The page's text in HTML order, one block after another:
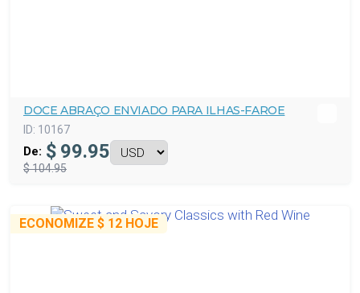
DOCE ABRAÇO ENVIADO PARA ILHAS-FAROE
ID: 10167
De: $ 99.95
$ 104.95
ECONOMIZE $ 12 HOJE